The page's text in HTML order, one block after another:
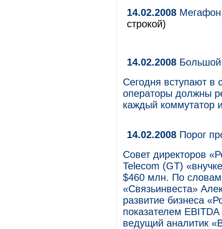
14.02.2008
строкой)
14.02.2008
Сегодня вступают в
операторы должны
каждый коммутатор
14.02.2008 Порог
Совет директоров
Telecom (GT)
$460 млн. По словам
«Связьинвеста»
развитие бизнеса
показателем
ведущий аналитик